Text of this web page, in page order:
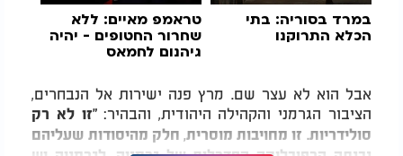
במרד בסוריה: בתי
הכלא התרוקנו
טראמפ מאיים: ללא
שחרור החטופים - יהיה
גיהנום לחמאס
אבל הוא לא עצר שם. מרץ פנה ישירות אל הנבחרים,
הציבור הגרמני והקהילה היהודית, והבהיר:"זו לא רק
סולידריות. זו מחויבות מוסרית, חלק מהיסודות שעליהם